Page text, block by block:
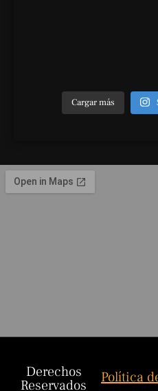
Cargar más
Derechos
Reservados Política